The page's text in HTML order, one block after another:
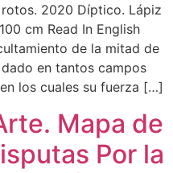
2020 Díptico. Lápiz
cm Read In English
de la mitad de
en tantos campos
los cuales su fuerza […]
Mapa de
Por la